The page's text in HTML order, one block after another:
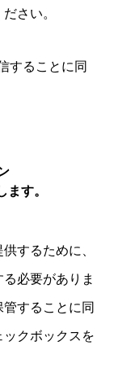
さい。
することに同
ます。
するために、
必要がありま
することに同
クボックスを